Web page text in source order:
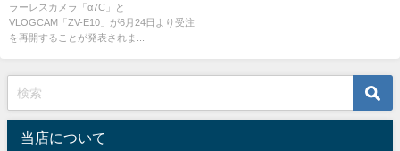
注文受付を再開
ラーレスカメラ「α7C」と
VLOGCAM「ZV-E10」が6月24日より受注
を再開することが発表されま...
当店について